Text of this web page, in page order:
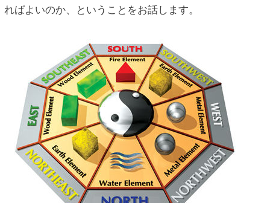
ればよいのか、ということをお話します。